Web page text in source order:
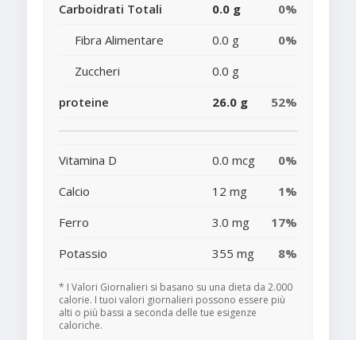
Carboidrati Totali
0.0 g
0%
Fibra Alimentare
0.0 g
0%
Zuccheri
0.0 g
proteine
26.0 g 52%
Vitamina D 0.0 mcg
0%
Calcio
12 mg
1%
Ferro
3.0 mg
17%
Potassio
355 mg 8%
* I Valori Giornalieri si basano su una dieta da 2.000
calorie. I tuoi valori giornalieri possono essere più
alti o più bassi a seconda delle tue esigenze
caloriche.